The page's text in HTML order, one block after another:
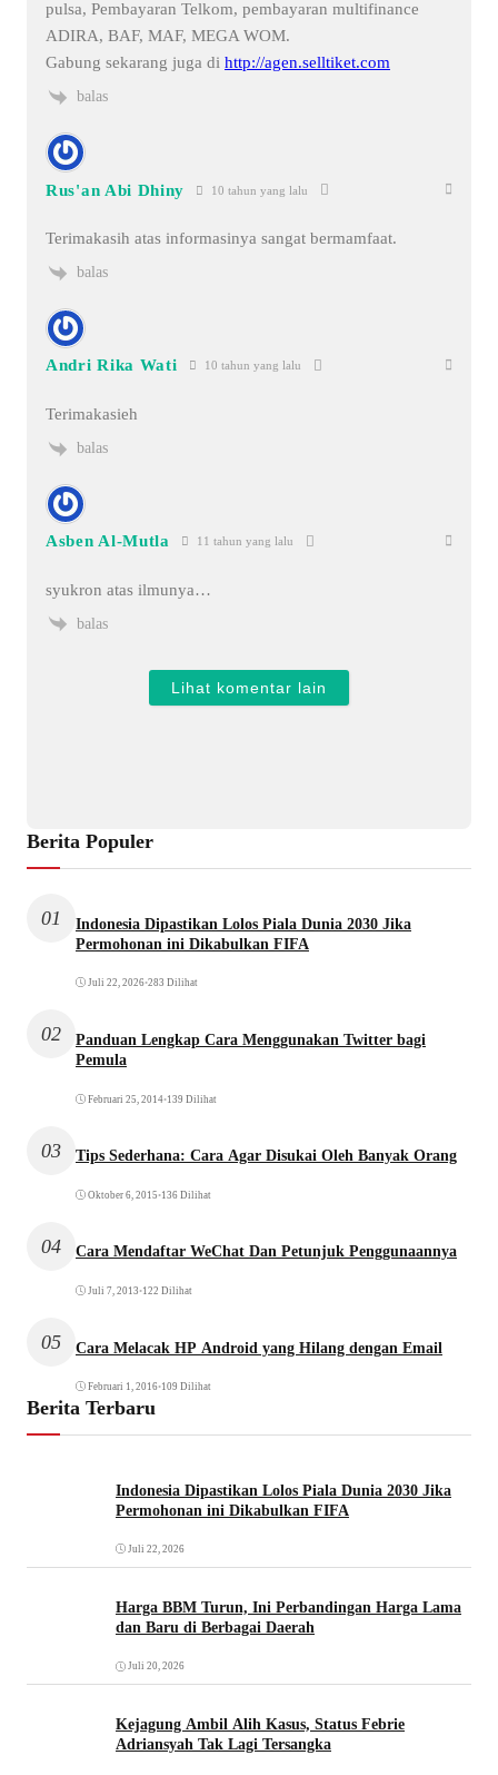
pulsa, Pembayaran Telkom, pembayaran multifinance
ADIRA, BAF, MAF, MEGA WOM.
Gabung sekarang juga di http://agen.selltiket.com
balas
Rus'an Abi Dhiny 10 tahun yang lalu
Terimakasih atas informasinya sangat bermamfaat.
balas
Andri Rika Wati 10 tahun yang lalu
Terimakasieh
balas
Asben Al-Mutla 11 tahun yang lalu
syukron atas ilmunya…
balas
Lihat komentar lain
Berita Populer
01
Indonesia Dipastikan Lolos Piala Dunia 2030 Jika
Permohonan ini Dikabulkan FIFA
Juli 22, 2026•283 Dilihat
02
Panduan Lengkap Cara Menggunakan Twitter bagi
Pemula
Februari 25, 2014•139 Dilihat
03 Tips Sederhana: Cara Agar Disukai Oleh Banyak Orang
Oktober 6, 2015 •136 Dilihat
04 Cara Mendaftar WeChat Dan Petunjuk Penggunaannya
Juli 7, 2013 •122 Dilihat
05 Cara Melacak HP Android yang Hilang dengan Email
Februari 1, 2016•109 Dilihat
Berita Terbaru
Indonesia Dipastikan Lolos Piala Dunia 2030 Jika
Permohonan ini Dikabulkan FIFA
Juli 22, 2026
Harga BBM Turun, Ini Perbandingan Harga Lama
dan Baru di Berbagai Daerah
Juli 20, 2026
Kejagung Ambil Alih Kasus, Status Febrie
Adriansyah Tak Lagi Tersangka